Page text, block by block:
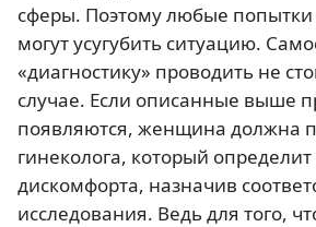
сферы. Поэтому любые
могут усугубить ситуацию.
«диагностику» проводить не
случае. Если описанные выше
появляются, женщина должна
гинеколога, который
дискомфорта, назначив
исследования. Ведь для того,